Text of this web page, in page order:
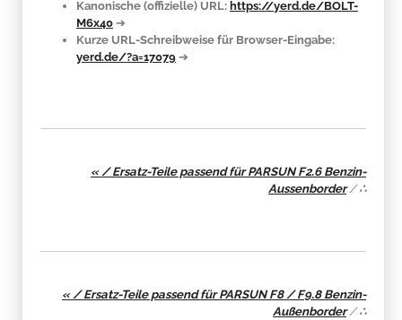
Kanonische (offizielle) URL: https://yerd.de/BOLT-
M6x40 ➔
Kurze URL-Schreibweise für Browser-Eingabe:
yerd.de/?a=17079 ➔
« / Ersatz-Teile passend für PARSUN F2.6 Benzin-
Aussenborder/∴
« / Ersatz-Teile passend für PARSUN F8 / F9.8 Benzin-
Außenborder/∴